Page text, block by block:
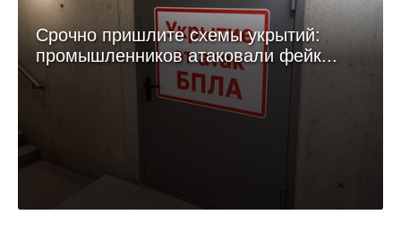
Срочно пришлите схемы укрытий:
промышленников атаковали фейк...